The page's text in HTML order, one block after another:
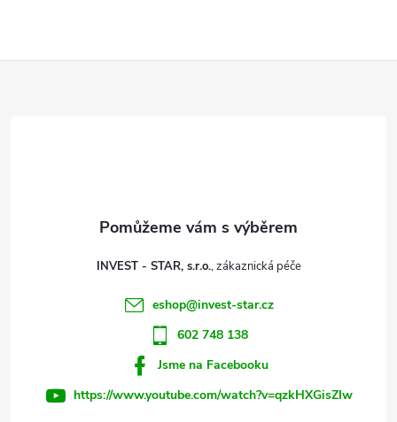
INVEST - STAR, s.r.o.
eshop@invest-star.cz
602 748 138
Jsme na Facebooku
https://www.youtube.com/watch?v=qzkHXGisZIw